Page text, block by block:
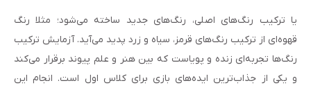
یا ترکیب رنگ‌های اصلی، رنگ‌های جدید ساخته می‌شود؛ مثلا رنگ
قهوه‌ای از ترکیب رنگ‌های قرمز، سیاه و زرد پدید می‌آید. آزمایش ترکیب
رنگ‌ها تجربه‌ای زنده و پویاست که بین هنر و علم پیوند برقرار می‌کند
و یکی از جذاب‌ترین ایده‌های بازی برای کلاس اول است. انجام این